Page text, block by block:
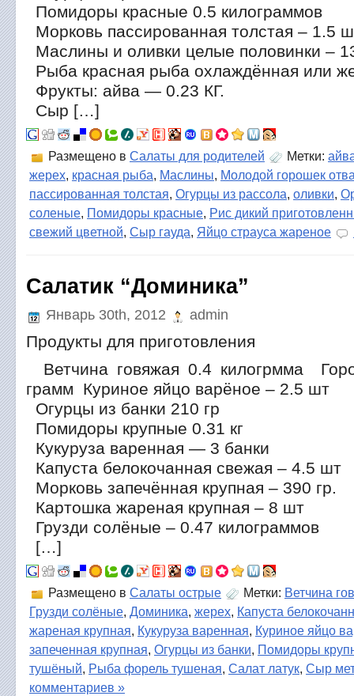
Помидоры красные 0.5 килограммов
Морковь пассированная толстая – 1.5
Маслины и оливки целые половинки –
Рыба красная рыба охлаждённая или
Фрукты: айва — 0.23 КГ.
Сыр […]
Размещено в Салаты для родителей Метки:
жерех, красная рыба, Маслины, Молодой горошек
пассированная толстая, Огурцы из рассола, оливки,
соленые, Помидоры красные, Рис дикий
свежий цветной, Сыр гауда, Яйцо страуса жареное
Салатик “Доминика”
Январь 30th, 2012 admin
Продукты для приготовления
Ветчина говяжая 0.4 килогрмма
грамм Куриное яйцо варёное – 2.5 шт
Огурцы из банки 210 гр
Помидоры крупные 0.31 кг
Кукуруза варенная — 3 банки
Капуста белокочанная свежая – 4.5 шт
Морковь запечённая крупная – 390 гр.
Картошка жареная крупная – 8 шт
Грузди солёные – 0.47 килограммов
[…]
Размещено в Салаты острые Метки: Ветчина
Грузди солёные, Доминика, жерех, Капуста
жареная крупная, Кукуруза варенная, Куриное яйцо
запеченная крупная, Огурцы из банки, Помидоры
тушёный, Рыба форель тушеная, Салат латук, Сыр
комментариев »